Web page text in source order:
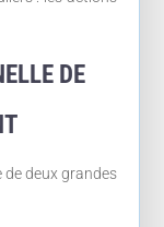
DE
de deux grandes